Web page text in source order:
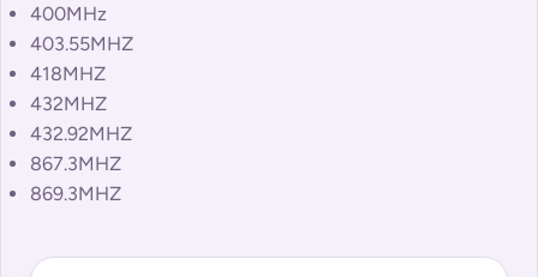
400MHz
403.55MHZ
418MHZ
432MHZ
432.92MHZ
867.3MHZ
869.3MHZ